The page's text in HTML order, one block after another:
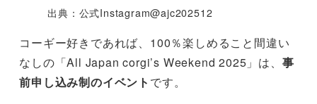
出典：公式Instagram@ajc202512
コーギー好きであれば、100％楽しめること間違い
なしの「All Japan corgi’s Weekend 2025」は、 事
前申し込み制のイベント です。